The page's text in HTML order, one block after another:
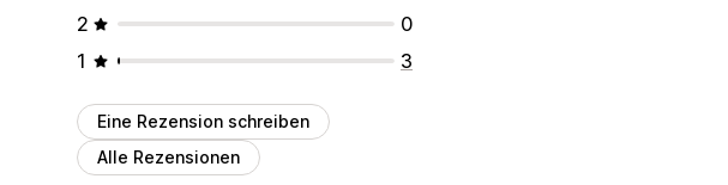
2
0
1
3
Eine Rezension schreiben
Alle Rezensionen